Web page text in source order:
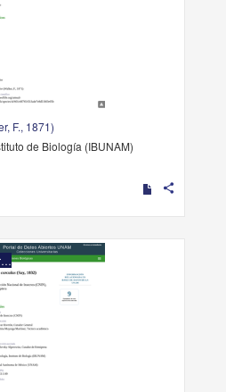
F., 1871)
de Biología (IBUNAM)
share
Registro de colección universitaria